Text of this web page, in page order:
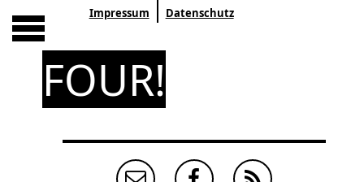
Impressum Datenschutz
FOUR!